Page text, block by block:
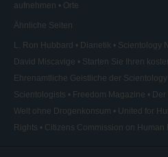
aufnehmen
Orte
Ähnliche Seiten
L. Ron Hubbard Dianetik Scientology
David Miscavige
Starten Sie Ihren
Ehrenamtliche Geistliche der Scientology
Scientologists
Freedom Magazine
Welt ohne Drogenkonsum
United for
Rights
Citizens Commission on Human